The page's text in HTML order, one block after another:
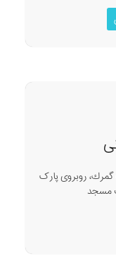
گمرك، روبروی پارک